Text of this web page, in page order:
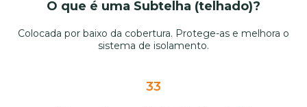
O que é uma Subtelha (telhado)?
Colocada por baixo da cobertura. Protege-as e melhora o
sistema de isolamento.
33